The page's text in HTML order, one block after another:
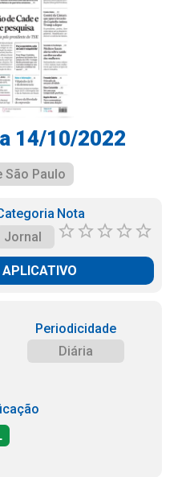
14/10/2022
São Paulo
Jornal
Nota
Periodicidade
Diária